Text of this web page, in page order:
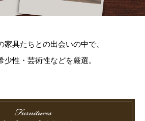
家具たちとの出会いの中で、
少性・芸術性などを厳選。